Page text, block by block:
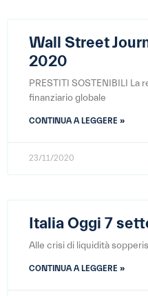
Wall Street
2020
PRESTITI SOSTENIBILI La
finanziario globale
CONTINUA A LEGGERE »
23/11/2020
Italia Oggi 7
Alle crisi di liquidità
CONTINUA A LEGGERE »